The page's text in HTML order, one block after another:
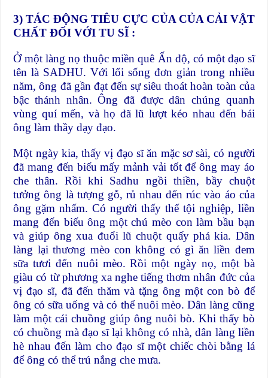
3)TÁC ĐỘNGTIÊU CỰC CỦA CỦA CẢI VẬT
CHẤT ĐỐI VỚI TU SĨ :
Ở một làng nọ thuộc miền quê Ấn độ, có một đạo sĩ
tên là SADHU. Với lối sống đơn giản trong nhiều
năm, ông đã gần đạt đến sự siêu thoát hoàn toàn của
bậc thánh nhân. Ông đã được dân chúng quanh
vùng quí mến, và họ đã lũ lượt kéo nhau đến bái
ông làm thầy dạy đạo.
Một ngày kia, thấy vị đạo sĩ ăn mặc sơ sài, có người
đã mang đến biếu mấy mảnh vải tốt để ông may áo
che thân. Rồi khi Sadhu ngồi thiền, bầy chuột
tưởng ông là tượng gỗ, rủ nhau đến rúc vào áo của
ông gặm nhấm. Có người thấy thế tội nghiệp, liền
mang đến biếu ông một chú mèo con làm bầu bạn
và giúp ông xua đuổi lũ chuột quấy phá kia. Dân
làng lại thương mèo con không có gì ăn liền đem
sữa tươi đến nuôi mèo. Rồi một ngày nọ, một bà
giàu có từ phương xa nghe tiếng thơm nhân đức của
vị đạo sĩ, đã đến thăm và tặng ông một con bò để
ông có sữa uống và có thể nuôi mèo. Dân làng cũng
làm một cái chuồng giúp ông nuôi bò. Khi thấy bò
có chuồng mà đạo sĩ lại không có nhà, dân làng liền
hè nhau đến làm cho đạo sĩ một chiếc chòi bằng lá
để ông có thể trú nắng che mưa.